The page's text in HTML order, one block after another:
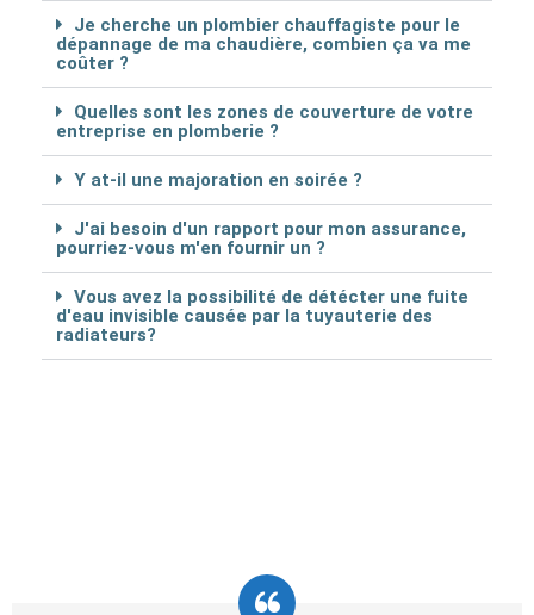
Je cherche un plombier chauffagiste pour le
dépannage de ma chaudière, combien ça va me
coûter ?
Quelles sont les zones de couverture de votre
entreprise en plomberie ?
Y at-il une majoration en soirée ?
J'ai besoin d'un rapport pour mon assurance,
pourriez-vous m'en fournir un ?
Vous avez la possibilité de détécter une fuite
d'eau invisible causée par la tuyauterie des
radiateurs?